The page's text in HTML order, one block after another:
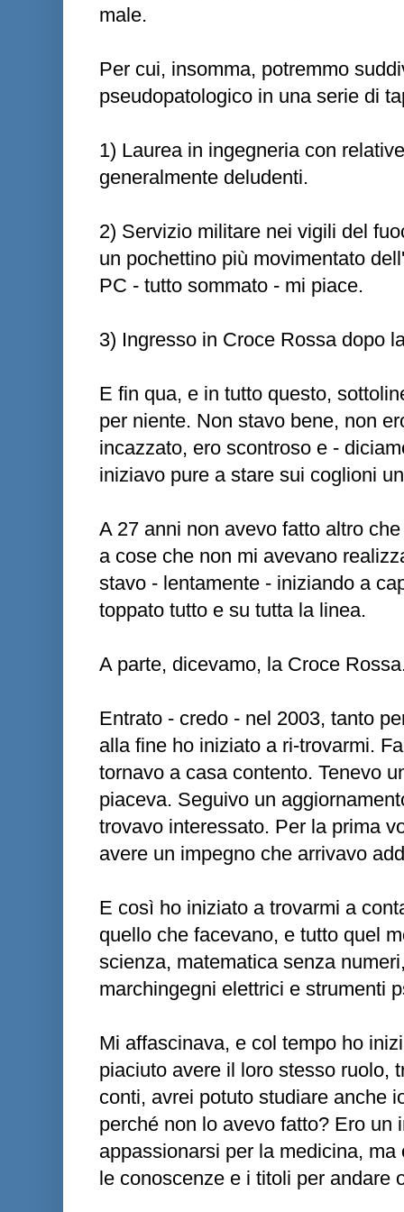
male.
Per cui, insomma, potremmo
pseudopatologico in una serie di
1) Laurea in ingegneria con
generalmente deludenti.
2) Servizio militare nei vigili del
un pochettino più movimentato
PC - tutto sommato - mi piace.
3) Ingresso in Croce Rossa dopo
E fin qua, e in tutto questo,
per niente. Non stavo bene, non
incazzato, ero scontroso e -
iniziavo pure a stare sui coglioni
A 27 anni non avevo fatto altro
a cose che non mi avevano
stavo - lentamente - iniziando a
toppato tutto e su tutta la linea.
A parte, dicevamo, la Croce
Entrato - credo - nel 2003, tanto
alla fine ho iniziato a ri-trovarmi.
tornavo a casa contento. Tenevo
piaceva. Seguivo un
trovavo interessato. Per la prima
avere un impegno che arrivavo
E così ho iniziato a trovarmi a
quello che facevano, e tutto quel
scienza, matematica senza
marchingegni elettrici e strumenti
Mi affascinava, e col tempo ho
piaciuto avere il loro stesso ruolo,
conti, avrei potuto studiare anche
perché non lo avevo fatto? Ero un
appassionarsi per la medicina,
le conoscenze e i titoli per andare